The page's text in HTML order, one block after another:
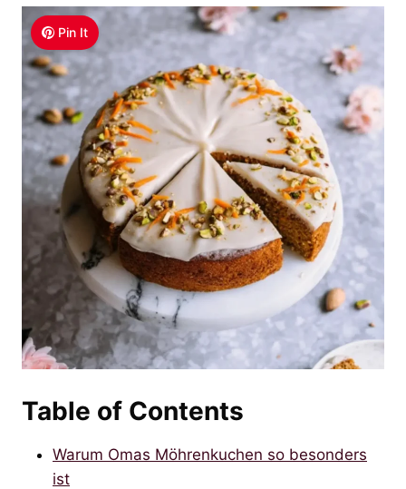
Pin It
Table of Contents
Warum Omas Möhrenkuchen so besonders
ist